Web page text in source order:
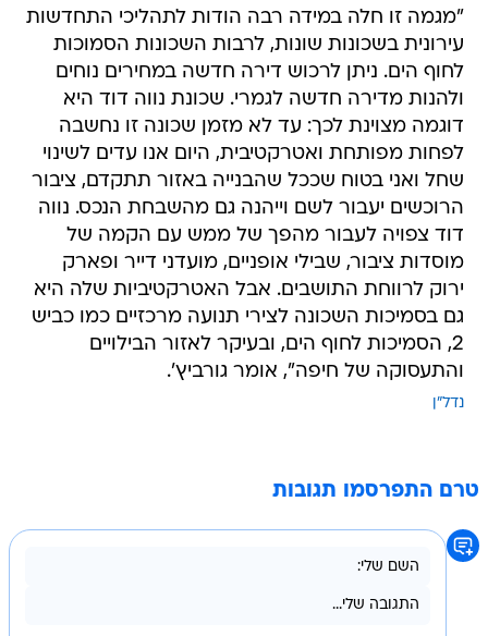
"מגמה זו חלה במידה רבה הודות לתהליכי התחדשות
עירונית בשכונות שונות, לרבות השכונות הסמוכות
לחוף הים. ניתן לרכוש דירה חדשה במחירים נוחים
ולהנות מדירה חדשה לגמרי. שכונת נווה דוד היא
דוגמה מצוינת לכך: עד לא מזמן שכונה זו נחשבה
לפחות מפותחת ואטרקטיבית, היום אנו עדים לשינוי
שחל ואני בטוח שככל שהבנייה באזור תתקדם, ציבור
הרוכשים יעבור לשם וייהנה גם מהשבחת הנכס. נווה
דוד צפויה לעבור מהפך של ממש עם הקמה של
מוסדות ציבור, שבילי אופניים, מועדני דייר ופארק
ירוק לרווחת התושבים. אבל האטרקטיביות שלה היא
גם בסמיכות השכונה לצירי תנועה מרכזיים כמו כביש
2, הסמיכות לחוף הים, ובעיקר לאזור הבילויים
והתעסוקה של חיפה", אומר גורביץ'.
נדל"ן
טרם התפרסמו תגובות